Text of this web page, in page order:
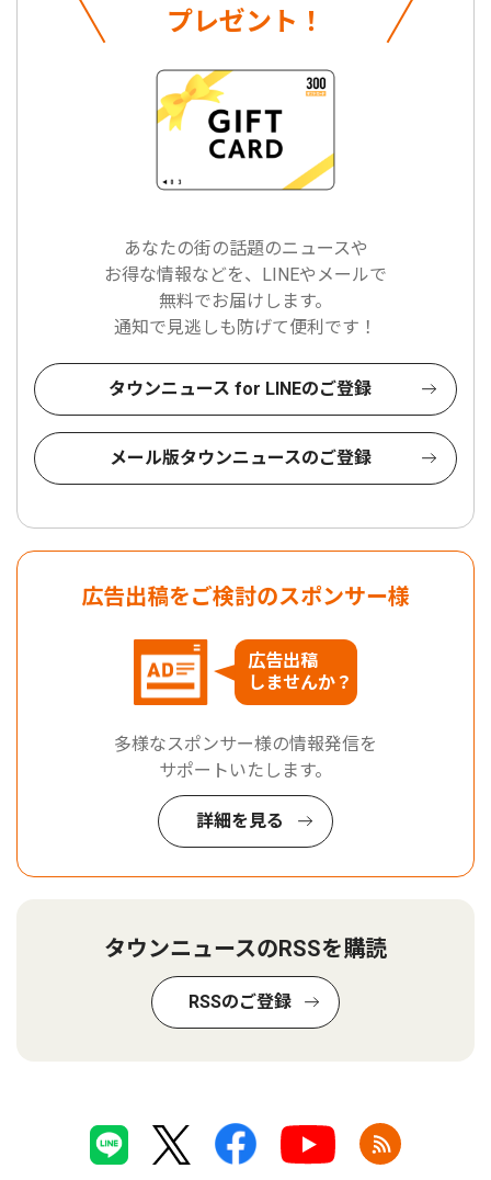
プレゼント！
あなたの街の話題のニュースや
お得な情報などを、LINEやメールで
無料でお届けします。
通知で見逃しも防げて便利です！
タウンニュース for LINEのご登録
メール版タウンニュースのご登録
広告出稿をご検討のスポンサー様
広告出稿
しませんか？
多様なスポンサー様の情報発信を
サポートいたします。
詳細を見る
タウンニュースのRSSを購読
RSSのご登録